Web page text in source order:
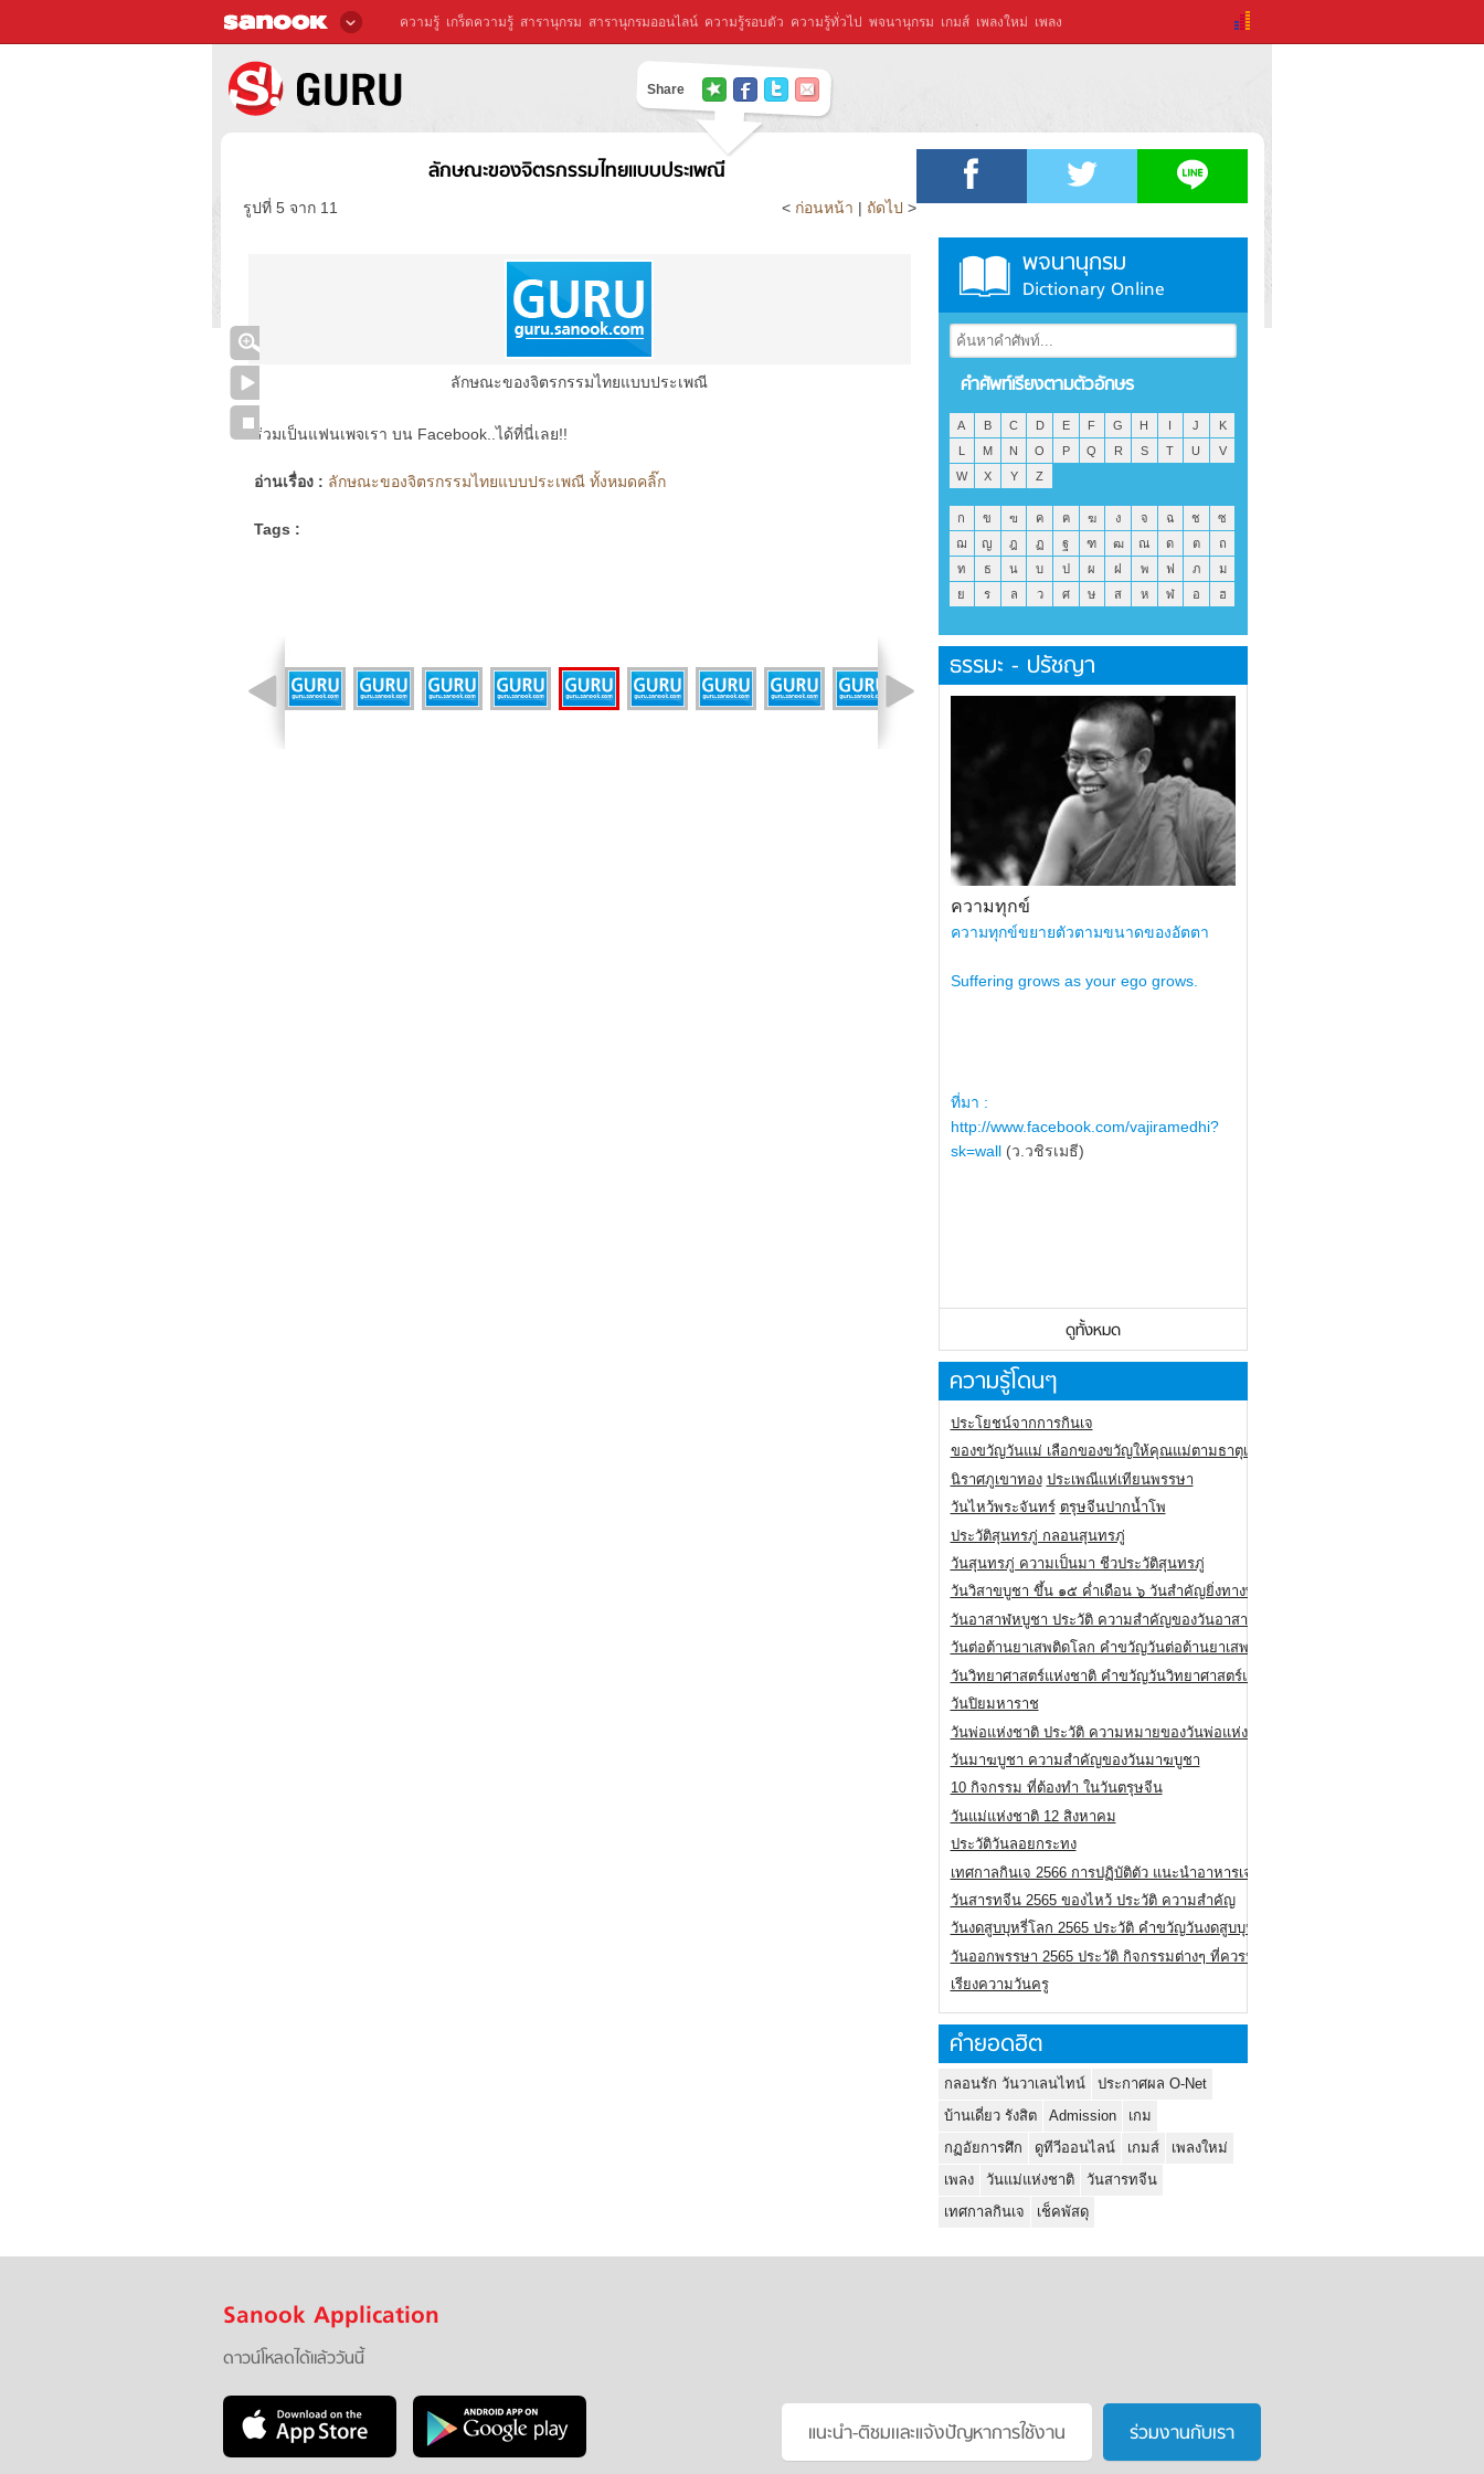
ความรู้ เกร็ดความรู้ สารานุกรม สารานุกรมออนไลน์ ความรู้รอบตัว ความรู้ทั่วไป พจนานุกรม เกมส์ เพลงใหม่ เพลง
Share
ลักษณะของจิตรกรรมไทยแบบประเพณี
รูปที่ 5 จาก 11 < ก่อนหน้า | ถัดไป >
ลักษณะของจิตรกรรมไทยแบบประเพณี
ร่วมเป็นแฟนเพจเรา บน Facebook..ได้ที่นี่เลย!!
อ่านเรื่อง : ลักษณะของจิตรกรรมไทยแบบประเพณี ทั้งหมดคลิ๊ก
Tags :
พจนานุกรม
Dictionary Online
คำศัพท์เรียงตามตัวอักษร
A B C D E F G H I J
K
L
M N O P Q R S T U
V
W
X Y Z
ก ข ฃ ค ฅ ฆ ง จ ฉ ช
ซ
ฌ
ญ ฎ ฏ ฐ ฑ ฒ ณ ด ต
ถ
ท
ธ น บ ป ผ ฝ พ ฟ ภ
ม
ย
ร ล ว ศ ษ ส ห ฬ อ ฮ
ธรรมะ - ปรัชญา
ความทุกข์
ความทุกข์ขยายตัวตามขนาดของอัตตา
Suffering grows as your ego grows.
ที่มา :
http://www.facebook.com/vajiramedhi?
sk=wall (ว.วชิรเมธี)
ดูทั้งหมด
ความรู้โดนๆ
ประโยชน์จากการกินเจ
ของขวัญวันแม่ เลือกของขวัญให้คุณแม่ตามธาตุเกิด
นิราศภูเขาทอง ประเพณีแห่เทียนพรรษา
วันไหว้พระจันทร์ ตรุษจีนปากน้ำโพ
ประวัติสุนทรภู่ กลอนสุนทรภู่
วันสุนทรภู่ ความเป็นมา ชีวประวัติสุนทรภู่
วันวิสาขบูชา ขึ้น ๑๕ ค่ำเดือน ๖ วันสำคัญยิ่งทางพระพุทธศาสนา
วันอาสาฬหบูชา ประวัติ ความสําคัญของวันอาสาฬหบูชา
วันต่อต้านยาเสพติดโลก คำขวัญวันต่อต้านยาเสพติดสากล
วันวิทยาศาสตร์แห่งชาติ คำขวัญวันวิทยาศาสตร์แห่งชาติ
วันปิยมหาราช
วันพ่อแห่งชาติ ประวัติ ความหมายของวันพ่อแห่งชาติ
วันมาฆบูชา ความสำคัญของวันมาฆบูชา
10 กิจกรรม ที่ต้องทำ ในวันตรุษจีน
วันแม่แห่งชาติ 12 สิงหาคม
ประวัติวันลอยกระทง
เทศกาลกินเจ 2566 การปฏิบัติตัว แนะนำอาหารเจ
วันสารทจีน 2565 ของไหว้ ประวัติ ความสำคัญ
วันงดสูบบุหรี่โลก 2565 ประวัติ คำขวัญวันงดสูบบุหรี่โลก
วันออกพรรษา 2565 ประวัติ กิจกรรมต่างๆ ที่ควรปฏิบัติ
เรียงความวันครู
คำยอดฮิต
กลอนรัก วันวาเลนไทน์
ประกาศผล O-Net
บ้านเดี่ยว รังสิต
Admission
เกม
กฏอัยการศึก
ดูทีวีออนไลน์ เกมส์
เพลงใหม่
เพลง
วันแม่แห่งชาติ
วันสารทจีน
เทศกาลกินเจ
เช็คพัสดุ
Sanook Application
ดาวน์โหลดได้แล้ววันนี้
แนะนำ-ติชมเเละแจ้งปัญหาการใช้งาน ร่วมงานกับเรา